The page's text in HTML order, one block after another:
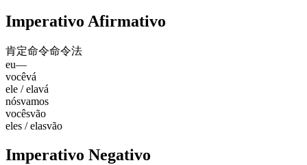
Imperativo Afirmativo
肯定命令命令法
eu—
vocêvá
ele / elavá
nósvamos
vocêsvão
eles / elasvão
Imperativo Negativo